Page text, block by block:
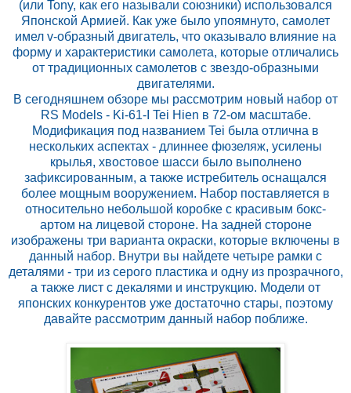
(или Tony, как его называли союзники) использовался
Японской Армией. Как уже было упоямнуто, самолет
имел v-образный двигатель, что оказывало влияние на
форму и характеристики самолета, которые отличались
от традиционных самолетов с звездо-образными
двигателями.
В сегодняшнем обзоре мы рассмотрим новый набор от
RS Models - Ki-61-I Tei Hien в 72-ом масштабе.
Модификация под названием Tei была отлична в
нескольких аспектах - длиннее фюзеляж, усилены
крылья, хвостовое шасси было выполнено
зафиксированным, а также истребитель оснащался
более мощным вооружением. Набор поставляется в
относительно небольшой коробке с красивым бокс-
артом на лицевой стороне. На задней стороне
изображены три варианта окраски, которые включены в
данный набор. Внутри вы найдете четыре рамки с
деталями - три из серого пластика и одну из прозрачного,
а также лист с декалями и инструкцию. Модели от
японских конкурентов уже достаточно стары, поэтому
давайте рассмотрим данный набор поближе.